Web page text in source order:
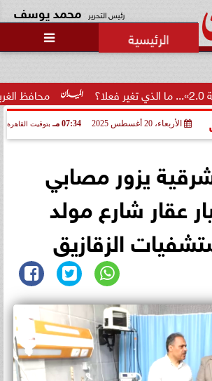
رئيس التحرير محمد يوسف

محافظ الغربية يكرم 100 من أوائل الجمهورية والمحافظة ويؤكد: الاستثمار...
الأربعاء، 20 أغسطس 2025 07:34 مـ بتوقيت القاهرة
يزور مصابي
عقار شارع مولد
الزقازيق